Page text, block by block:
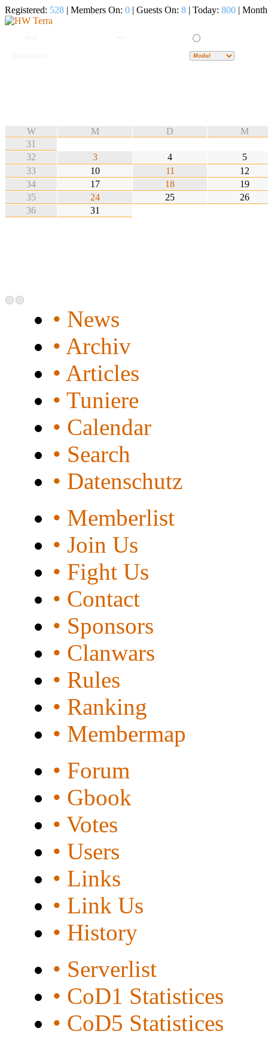
Registered: 528 | Members On: 0 | Guests On: 8 | Today: 800 |
W M D
M
31
32
3 4
5
33
10 11
12
34
17 18
19
35
24 25
26
36
31
• News
• Archiv
• Articles
• Tuniere
• Calendar
• Search
• Datenschutz
• Memberlist
• Join Us
• Fight Us
• Contact
• Sponsors
• Clanwars
• Rules
• Ranking
• Membermap
• Forum
• Gbook
• Votes
• Users
• Links
• Link Us
• History
• Serverlist
• CoD1 Statistices
• CoD5 Statistices